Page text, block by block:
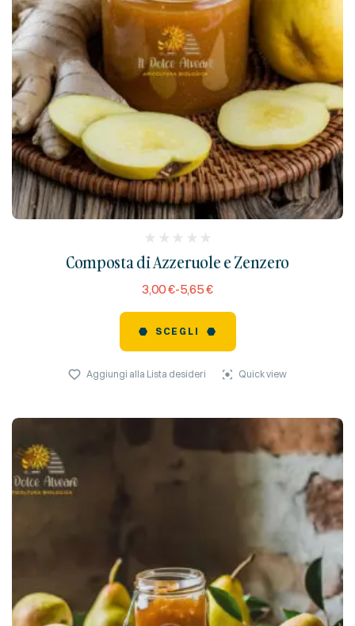
Composta di Azzeruole e Zenzero
reviews)
3,00€-5,65€
SCEGLI
Aggiungi alla Lista desideri Quick view